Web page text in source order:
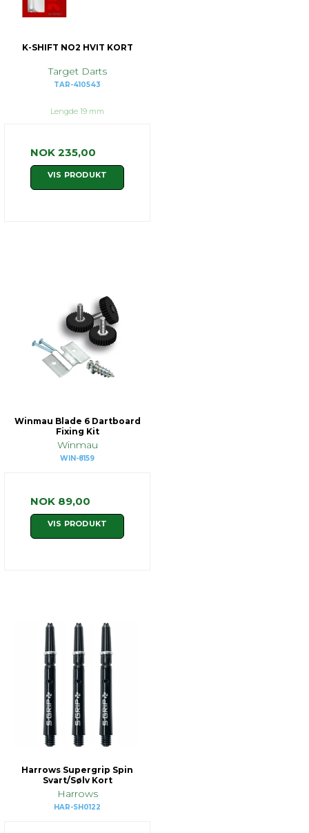
K-SHIFT NO2 HVIT KORT
Target Darts
TAR-410543
Lengde 19 mm
NOK 235,00
VIS PRODUKT
Winmau Blade 6 Dartboard
Fixing Kit
Winmau
WIN-8159
NOK 89,00
VIS PRODUKT
Harrows Supergrip Spin
Svart/Sølv Kort
Harrows
HAR-SH0122